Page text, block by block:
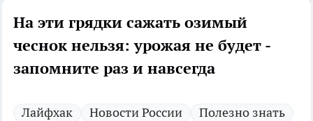
На эти грядки сажать озимый
чеснок нельзя: урожая не будет -
запомните раз и навсегда
Лайфхак Новости России Полезно знать